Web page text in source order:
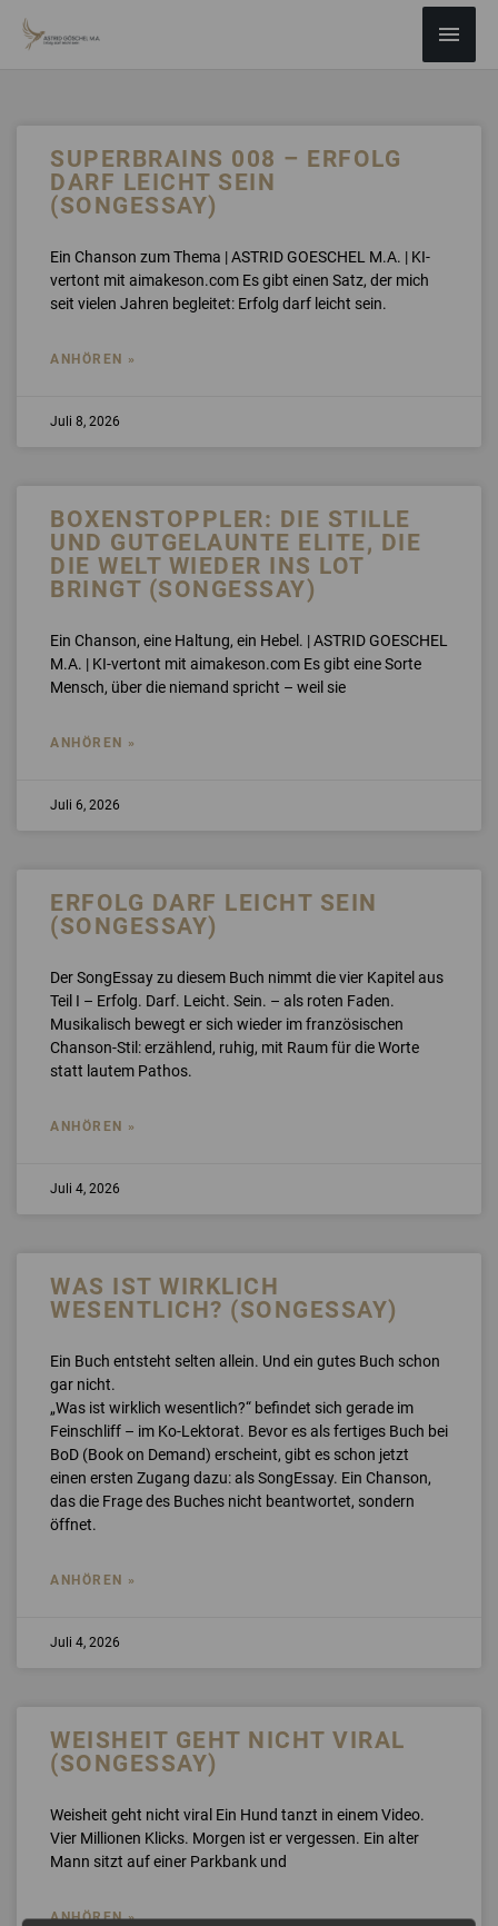
INHALT
SUPERBRAINS 008 – ERFOLG
DARF LEICHT SEIN
(SONGESSAY)
Ein Chanson zum Thema | ASTRID GOESCHEL M.A. | KI-
vertont mit aimakeson.com Es gibt einen Satz, der mich
seit vielen Jahren begleitet: Erfolg darf leicht sein.
ANHÖREN »
Juli 8, 2026
BOXENSTOPPLER: DIE STILLE
UND GUTGELAUNTE ELITE, DIE
DIE WELT WIEDER INS LOT
BRINGT (SONGESSAY)
Ein Chanson, eine Haltung, ein Hebel. | ASTRID GOESCHEL
M.A. | KI-vertont mit aimakeson.com Es gibt eine Sorte
Mensch, über die niemand spricht – weil sie
ANHÖREN »
Juli 6, 2026
ERFOLG DARF LEICHT SEIN
(SONGESSAY)
Der SongEssay zu diesem Buch nimmt die vier Kapitel aus
Teil I – Erfolg. Darf. Leicht. Sein. – als roten Faden.
Musikalisch bewegt er sich wieder im französischen
Chanson-Stil: erzählend, ruhig, mit Raum für die Worte
statt lautem Pathos.
ANHÖREN »
Juli 4, 2026
WAS IST WIRKLICH
WESENTLICH? (SONGESSAY)
Ein Buch entsteht selten allein. Und ein gutes Buch schon
gar nicht.
„Was ist wirklich wesentlich?“ befindet sich gerade im
Feinschliff – im Ko-Lektorat. Bevor es als fertiges Buch bei
BoD (Book on Demand) erscheint, gibt es schon jetzt
einen ersten Zugang dazu: als SongEssay. Ein Chanson,
das die Frage des Buches nicht beantwortet, sondern
öffnet.
ANHÖREN »
Juli 4, 2026
WEISHEIT GEHT NICHT VIRAL
(SONGESSAY)
Weisheit geht nicht viral Ein Hund tanzt in einem Video.
Vier Millionen Klicks. Morgen ist er vergessen. Ein alter
Mann sitzt auf einer Parkbank und
ANHÖREN »